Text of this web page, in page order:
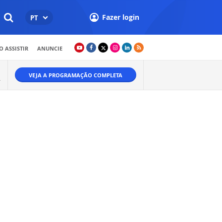
PT Fazer login
ASSISTIR ANUNCIE
VEJA A PROGRAMAÇÃO COMPLETA